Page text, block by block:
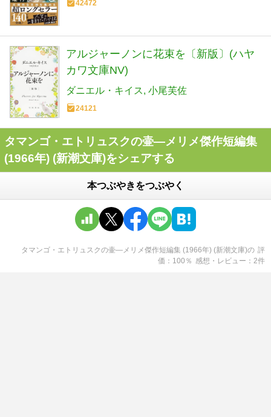
42472
アルジャーノンに花束を〔新版〕(ハヤ
カワ文庫NV)
ダニエル・キイス 小尾芙佐
24121
タマンゴ・エトリュスクの壷―メリメ傑作短編集
(1966年) (新潮文庫)をシェアする
本つぶやきをつぶやく
タマンゴ・エトリュスクの壷―メリメ傑作短編集 (1966年) (新潮文庫)の 評
価
100 ％ 感想・レビュー 2件